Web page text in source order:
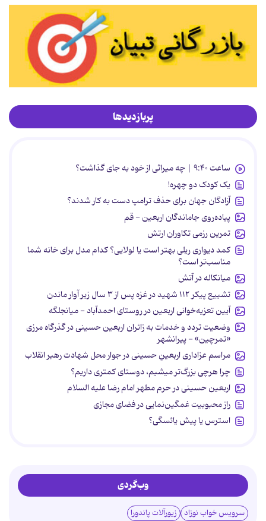
پربازدیدها
ساعت ۹:۴۰ | چه میراثی از خود به جای گذاشت؟
یک کودک دو چهره!
آزادگان جهان برای حذف ترامپ دست به کار شدند؟
پیاده‌روی جاماندگان اربعین - قم
تمرین رزمی تکاوران ارتش
کمد دیواری ریلی بهتر است یا لولایی؟ کدام مدل برای خانه شما
مناسب‌تر است؟
میانکاله در آتش
تشییع پیکر ۱۱۲ شهید در غزه پس از ۳ سال زیر آوار ماندن
آیین تعزیه‌خوانی اربعین در روستای احمدآباد - میانجلگه
وضعیت تردد و خدمات به زائران اربعین حسینی در گذرگاه مرزی
«تمرچین» - پیرانشهر
مراسم عزاداری اربعینِ حسینی در جوار محل شهادت رهبر انقلاب
چرا هرچی بزرگ‌تر میشیم، دوستای کمتری داریم؟
اربعین حسینی در حرم مطهر امام رضا علیه السلام
راز محبوبیت غمگین‌نمایی در فضای مجازی
استرس یا پیش یائسگی؟
وب‌گردی
سرویس خواب نوزاد زیورآلات پاندورا